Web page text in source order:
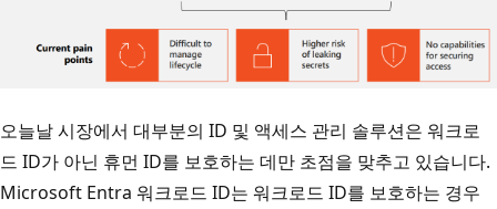
오늘날 시장에서 대부분의 ID 및 액세스 관리 솔루션은 워크로
드 ID가 아닌 휴먼 ID를 보호하는 데만 초점을 맞추고 있습니다.
Microsoft Entra 워크로드 ID는 워크로드 ID를 보호하는 경우